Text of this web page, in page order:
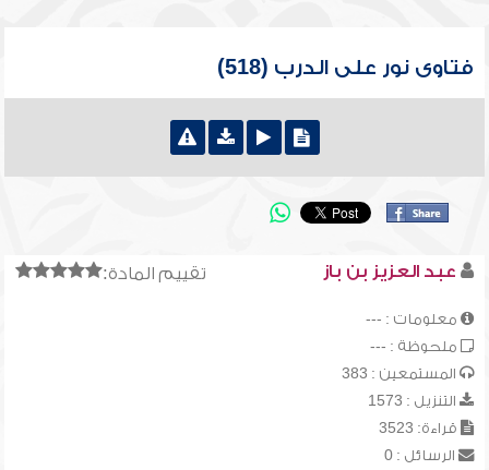
فتاوى نور على الدرب (518)
تقييم المادة: عبد العزيز بن باز
معلومات : ---
ملحوظة : ---
المستمعين : 383
التنزيل : 1573
قراءة: 3523
الرسائل : 0